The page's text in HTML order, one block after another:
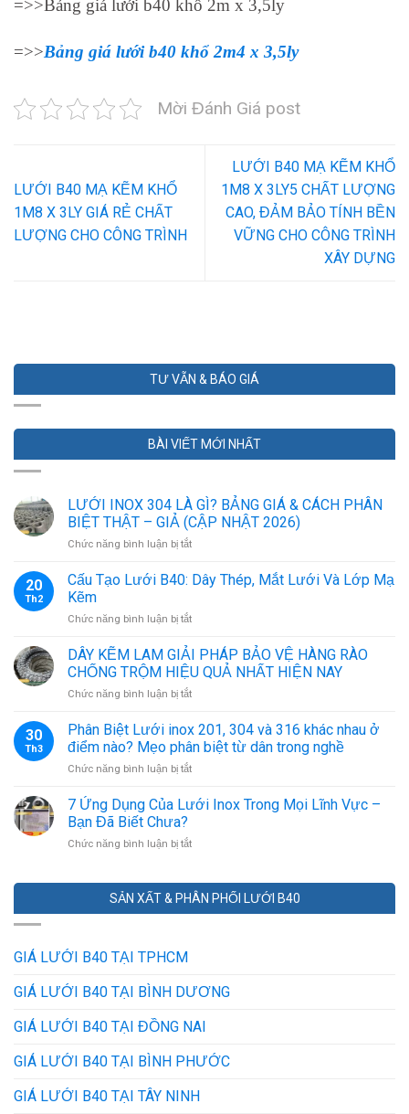
=>>Bảng giá lưới b40 khổ 2m x 3,5ly
=>>Bảng giá lưới b40 khổ 2m4 x 3,5ly
Mời Đánh Giá post
LƯỚI B40 MẠ KẼM KHỔ
1M8 X 3LY GIÁ RẺ CHẤT
LƯỢNG CHO CÔNG TRÌNH
LƯỚI B40 MẠ KẼM KHỔ
1M8 X 3LY5 CHẤT LƯỢNG
CAO, ĐẢM BẢO TÍNH BỀN
VỮNG CHO CÔNG TRÌNH
XÂY DỰNG
TƯ VẪN & BÁO GIÁ
BÀI VIẾT MỚI NHẤT
LƯỚI INOX 304 LÀ GÌ? BẢNG GIÁ & CÁCH PHÂN
BIỆT THẬT – GIẢ (CẬP NHẬT 2026)
Chức năng bình luận bị tắtở
INOX
GÌ?
GIÁ
&
CÁCH
PHÂN
THẬT
–
(CẬP
2026)
20
Th2
Cấu Tạo Lưới B40: Dây Thép, Mắt Lưới Và Lớp Mạ
Kẽm
Chức năng bình luận bị tắtở
Tạo
Lưới
B40:
Dây
Mắt
Lưới
Lớp
Kẽm
DÂY KẼM LAM GIẢI PHÁP BẢO VỆ HÀNG RÀO
CHỐNG TRỘM HIỆU QUẢ NHẤT HIỆN NAY
Chức năng bình luận bị tắtở
KẼM
LAM
GIẢI
PHÁP
VỆ
CHỐNG
QUẢ
30
Th3
Phân Biệt Lưới inox 201, 304 và 316 khác nhau ở
điểm nào? Mẹo phân biệt từ dân trong nghề
Chức năng bình luận bị tắtở
Biệt
201,
316
Mẹo
phân
từ
trong
7 Ứng Dụng Của Lưới Inox Trong Mọi Lĩnh Vực –
Bạn Đã Biết Chưa?
Chức năng bình luận bị tắtở
Dụng
Của
Vực
Bạn
Biết
SẢN XẤT & PHÂN PHỐI LƯỚI B40
GIÁ LƯỚI B40 TẠI TPHCM
GIÁ LƯỚI B40 TẠI BÌNH DƯƠNG
GIÁ LƯỚI B40 TẠI ĐỒNG NAI
GIÁ LƯỚI B40 TẠI BÌNH PHƯỚC
GIÁ LƯỚI B40 TẠI TÂY NINH